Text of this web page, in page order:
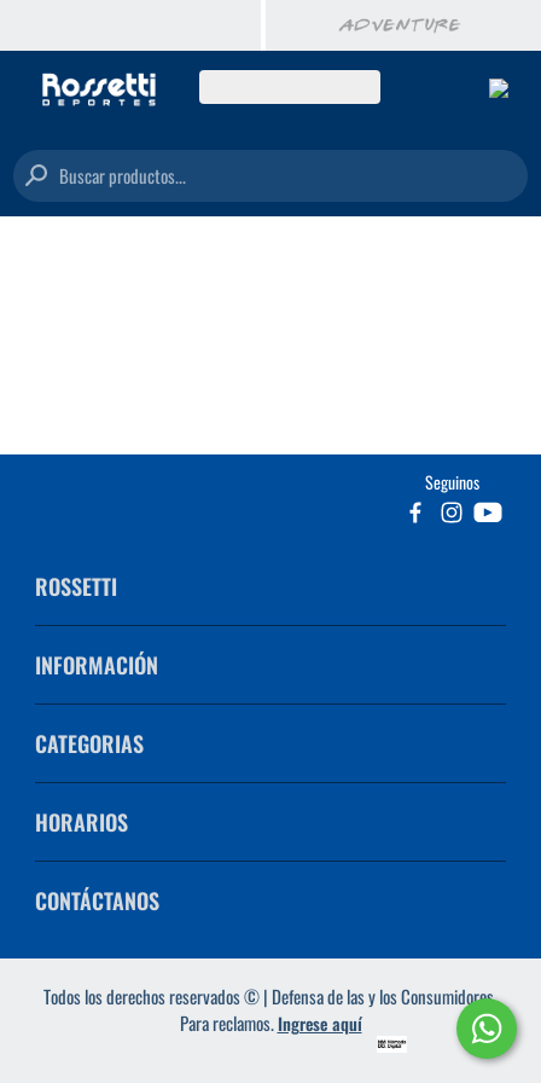
Buscar productos...
Seguinos
ROSSETTI
INFORMACIÓN
CATEGORIAS
HORARIOS
CONTÁCTANOS
Todos los derechos reservados © | Defensa de las y los Consumidores.
Para reclamos.Ingrese aquí